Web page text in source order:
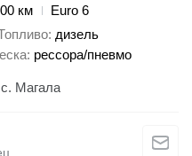
км
Euro 6
дизель
рессора/пневмо
Магала